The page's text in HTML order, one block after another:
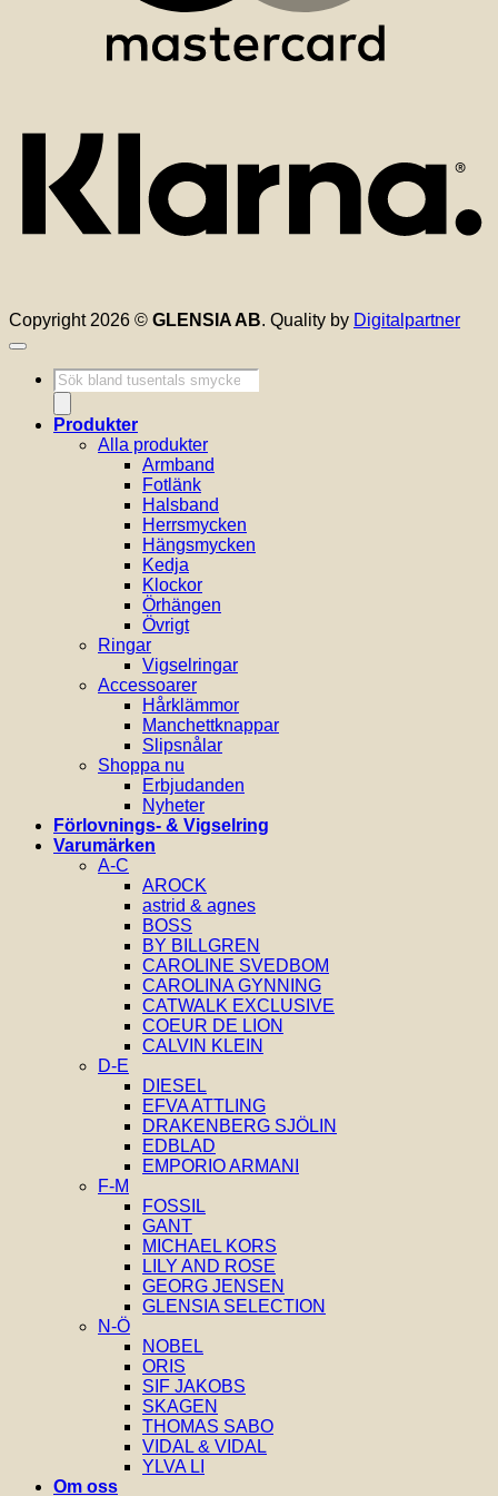
Copyright 2026 © GLENSIA AB. Quality by Digitalpartner
Produktsökning
Produkter
Alla produkter
Armband
Fotlänk
Halsband
Herrsmycken
Hängsmycken
Kedja
Klockor
Örhängen
Övrigt
Ringar
Vigselringar
Accessoarer
Hårklämmor
Manchettknappar
Slipsnålar
Shoppa nu
Erbjudanden
Nyheter
Förlovnings- & Vigselring
Varumärken
A-C
AROCK
astrid & agnes
BOSS
BY BILLGREN
CAROLINE SVEDBOM
CAROLINA GYNNING
CATWALK EXCLUSIVE
COEUR DE LION
CALVIN KLEIN
D-E
DIESEL
EFVA ATTLING
DRAKENBERG SJÖLIN
EDBLAD
EMPORIO ARMANI
F-M
FOSSIL
GANT
MICHAEL KORS
LILY AND ROSE
GEORG JENSEN
GLENSIA SELECTION
N-Ö
NOBEL
ORIS
SIF JAKOBS
SKAGEN
THOMAS SABO
VIDAL & VIDAL
YLVA LI
Om oss